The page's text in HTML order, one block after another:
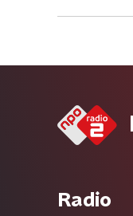
Radio